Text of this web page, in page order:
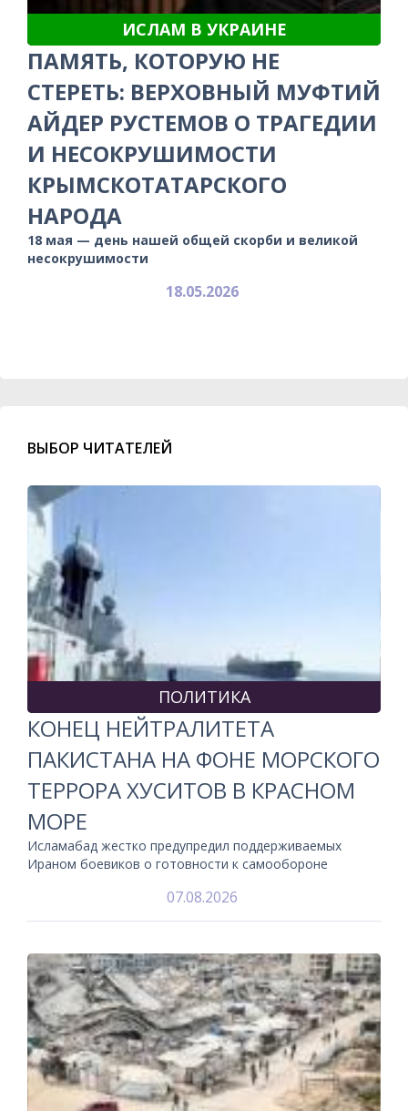
ИСЛАМ В УКРАИНЕ
ПАМЯТЬ, КОТОРУЮ НЕ
СТЕРЕТЬ: ВЕРХОВНЫЙ МУФТИЙ
АЙДЕР РУСТЕМОВ О ТРАГЕДИИ
И НЕСОКРУШИМОСТИ
КРЫМСКОТАТАРСКОГО
НАРОДА
18 мая — день нашей общей скорби и великой
несокрушимости
18.05.2026
ВЫБОР ЧИТАТЕЛЕЙ
ПОЛИТИКА
КОНЕЦ НЕЙТРАЛИТЕТА
ПАКИСТАНА НА ФОНЕ МОРСКОГО
ТЕРРОРА ХУСИТОВ В КРАСНОМ
МОРЕ
Исламабад жестко предупредил поддерживаемых
Ираном боевиков о готовности к самообороне
07.08.2026